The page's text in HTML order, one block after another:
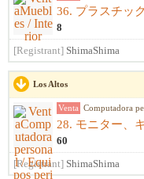
36. プラスチッ
8
[Registrant] ShimaShima
Los Altos
Venta Computadora
60
[Registrant] ShimaShima